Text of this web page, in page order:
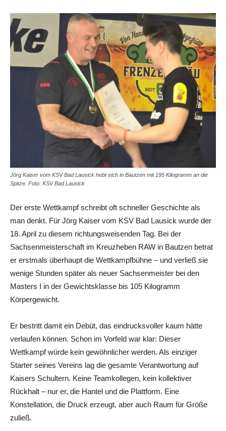
Jörg Kaiser vom KSV Bad Lausick hebt sich in Bautzen mit 195 Kilogramm an die
Spitze. Foto: KSV Bad Lausick
Der erste Wettkampf schreibt oft schneller Geschichte als
man denkt. Für Jörg Kaiser vom KSV Bad Lausick wurde der
18. April zu diesem richtungsweisenden Tag. Bei der
Sachsenmeisterschaft im Kreuzheben RAW in Bautzen betrat
er erstmals überhaupt die Wettkampfbühne – und verließ sie
wenige Stunden später als neuer Sachsenmeister bei den
Masters I in der Gewichtsklasse bis 105 Kilogramm
Körpergewicht.
Er bestritt damit ein Debüt, das eindrucksvoller kaum hätte
verlaufen können. Schon im Vorfeld war klar: Dieser
Wettkampf würde kein gewöhnlicher werden. Als einziger
Starter seines Vereins lag die gesamte Verantwortung auf
Kaisers Schultern. Keine Teamkollegen, kein kollektiver
Rückhalt – nur er, die Hantel und die Plattform. Eine
Konstellation, die Druck erzeugt, aber auch Raum für Größe
zuließ.